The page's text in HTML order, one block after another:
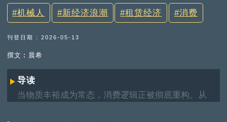
机械人 新经济浪潮 租赁经济 消费
刊登日期 : 2026-05-13
撰文︰晨希
导读
当物质丰裕成为常态，消费逻辑正被彻底重构。从